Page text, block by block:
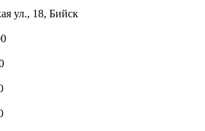
ул., 18, Бийск